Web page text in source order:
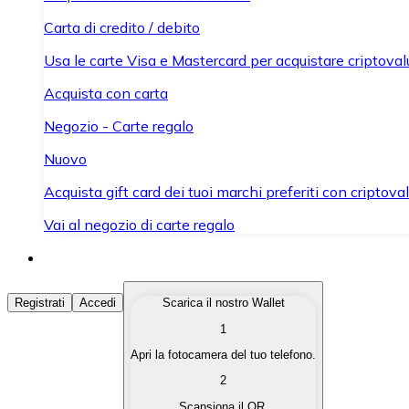
Carta di credito / debito
Usa le carte Visa e Mastercard per acquistare
Acquista con carta
Negozio - Carte regalo
Nuovo
Acquista gift card dei tuoi marchi preferiti con
Vai al negozio di carte regalo
Acquista Criptovalute
Acquista le criptovalute che ti interessano in modo
Converti le tue criptovalute in valuta fiat quando ne hai
Registrati Accedi
Scarica il nostro Wallet
1
Apri la fotocamera del tuo telefono.
2